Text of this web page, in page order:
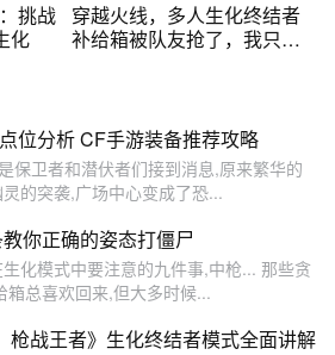
挑战
化
穿越火线，多人生化终结者
补给箱被队友抢了，我只好
位分析 CF手游装备推荐攻略
保卫者和潜伏者们接到消息,原来繁华的
的突袭,广场中心变成了恐...
你正确的姿态打僵尸
化模式中要注意的九件事,中枪... 那些贪
箱总喜欢回来,但大多时候...
枪战王者》生化终结者模式全面讲解